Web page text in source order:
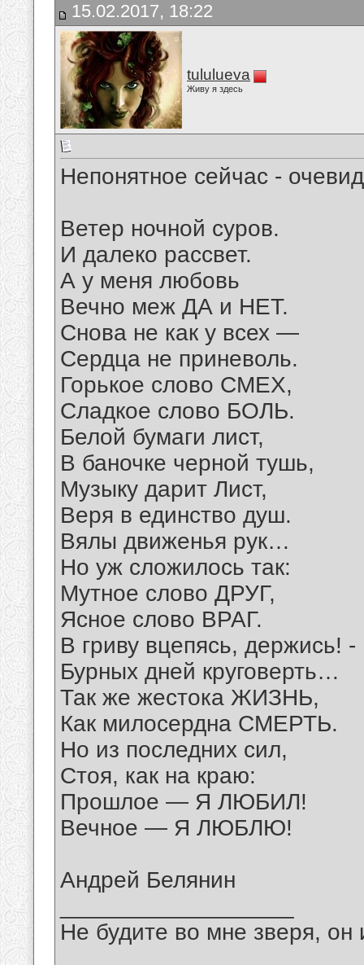
15.02.2017, 18:22
tululueva
Живу я здесь
Непонятное сейчас -
Ветер ночной суров.
И далеко рассвет.
А у меня любовь
Вечно меж ДА и НЕТ.
Снова не как у всех —
Сердца не приневоль.
Горькое слово СМЕХ,
Сладкое слово БОЛЬ.
Белой бумаги лист,
В баночке черной тушь,
Музыку дарит Лист,
Веря в единство душ.
Вялы движенья рук…
Но уж сложилось так:
Мутное слово ДРУГ,
Ясное слово ВРАГ.
В гриву вцепясь, держись! -
Бурных дней круговерть…
Так же жестока ЖИЗНЬ,
Как милосердна СМЕРТЬ.
Но из последних сил,
Стоя, как на краю:
Прошлое — Я ЛЮБИЛ!
Вечное — Я ЛЮБЛЮ!
Андрей Белянин
Не будите во мне зверя, он